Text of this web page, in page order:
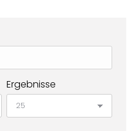
Ergebnisse